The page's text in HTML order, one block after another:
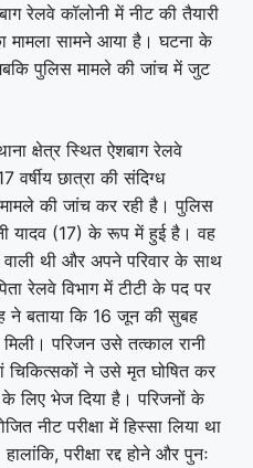
रेलवे कॉलोनी में नीट की तैयारी
मामला सामने आया है। घटना के
पुलिस मामले की जांच में जुट
क्षेत्र स्थित ऐशबाग रेलवे
वर्षीय छात्रा की संदिग्ध
मामले की जांच कर रही है। पुलिस
यादव (17) के रूप में हुई है। वह
थी और अपने परिवार के साथ
रेलवे विभाग में टीटी के पद पर
ने बताया कि 16 जून की सुबह
परिजन उसे तत्काल रानी
चिकित्सकों ने उसे मृत घोषित कर
के लिए भेज दिया है। परिजनों के
नीट परीक्षा में हिस्सा लिया था
परीक्षा रद्द होने और पुनः